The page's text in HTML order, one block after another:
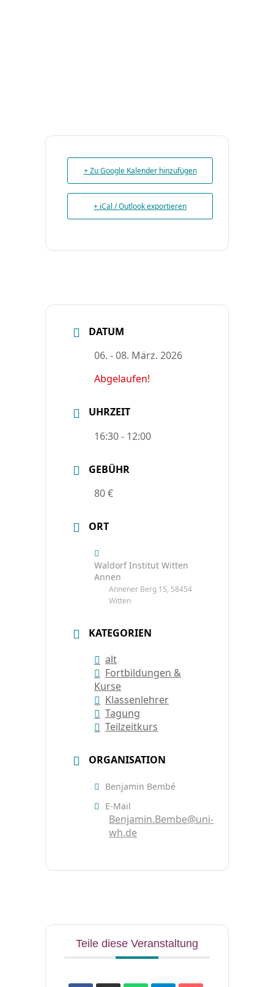
+ Zu Google Kalender hinzufügen
+ iCal / Outlook exportieren
DATUM
06. - 08. März. 2026
Abgelaufen!
UHRZEIT
16:30 - 12:00
GEBÜHR
80 €
ORT
Waldorf Institut Witten
Annen
Annener Berg 15, 58454
Witten
KATEGORIEN
alt
Fortbildungen &
Kurse
Klassenlehrer
Tagung
Teilzeitkurs
ORGANISATION
Benjamin Bembé
E-Mail
Benjamin.Bembe@uni-
wh.de
Teile diese Veranstaltung